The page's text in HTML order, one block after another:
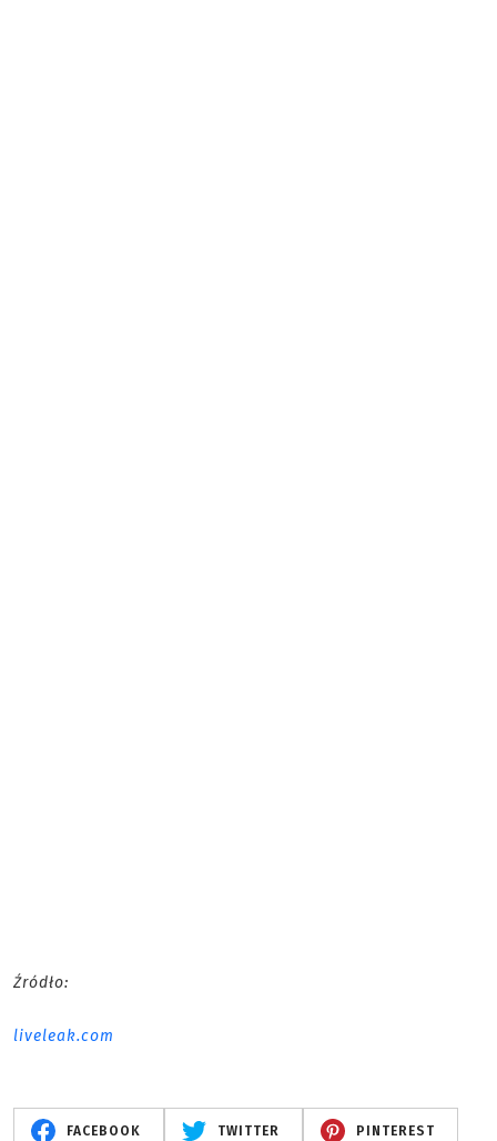
Źródło:
liveleak.com
FACEBOOK TWITTER PINTEREST